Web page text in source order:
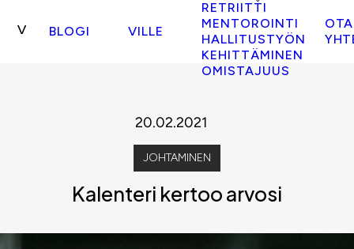
BLOGI VILLE
RETRIITTI
MENTOROINTI
HALLITUSTYÖN
KEHITTÄMINEN
OMISTAJUUS
OTA
20.02.2021
JOHTAMINEN
Kalenteri kertoo arvosi